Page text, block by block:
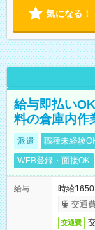
気になる！
給与即払い
料の倉庫内作
派遣 職種未経験
WEB登録・面接OK
給与
時給1650
交通
交通費